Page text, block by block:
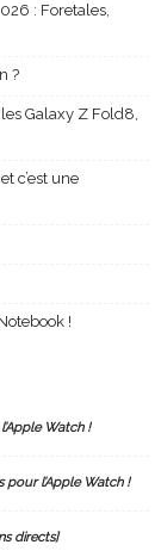
: Foretales,
?
Galaxy Z Fold8,
c’est une
!
Watch !
pour l’Apple Watch !
directs]